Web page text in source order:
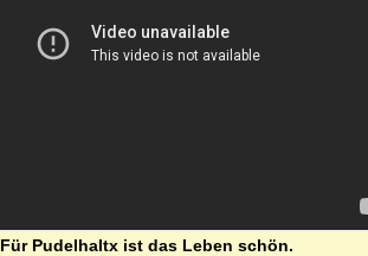
Für Pudelhaltx ist das Leben schön.